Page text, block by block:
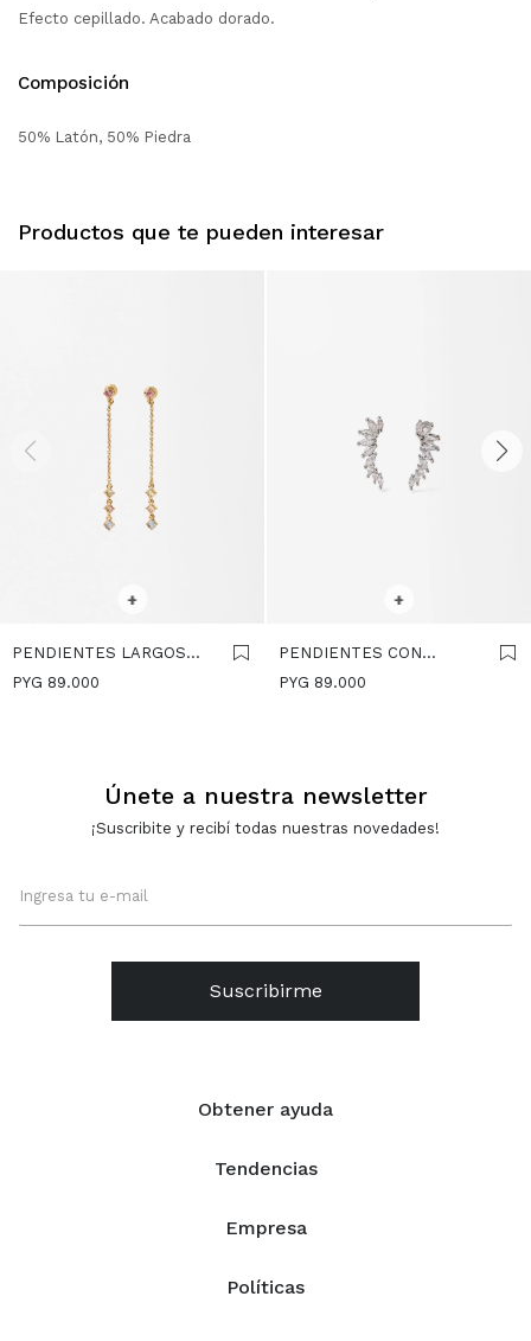
Efecto cepillado. Acabado dorado.
Composición
50% Latón, 50% Piedra
Productos que te pueden interesar
+
PENDIENTES LARGOS
CON CIRCONITAS -
PYG 89.000
+
PENDIENTES CON
CIRCONITAS - PLATEADO
PYG 89.000
Obtener ayuda
Tendencias
Empresa
Políticas
Únete a nuestra newsletter
¡Suscribite y recibí todas nuestras novedades!
Suscribirme